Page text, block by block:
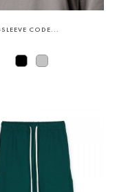
CODE...